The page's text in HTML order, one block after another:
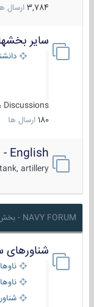
3,784 ارسال ها
سایر
Discussions
180 ارسال ها
- English
artillery ...
NAVY FORUM - بخش نیروی دریایی
شناورهای
ناوهای